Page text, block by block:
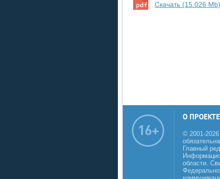
Скачать (15.026 Mb)
О ПРОЕКТЕ
© 2001-
Главный
области.